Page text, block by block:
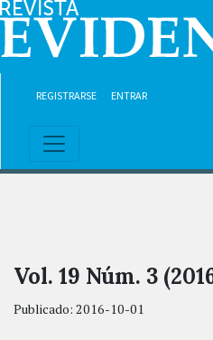
Ir al contenido principal
Ir al menú de navegación
Ir al pie de página del sitio
REGISTRARSE ENTRAR
Vol. 19 Núm. 3
Publicado: 2016-10-01